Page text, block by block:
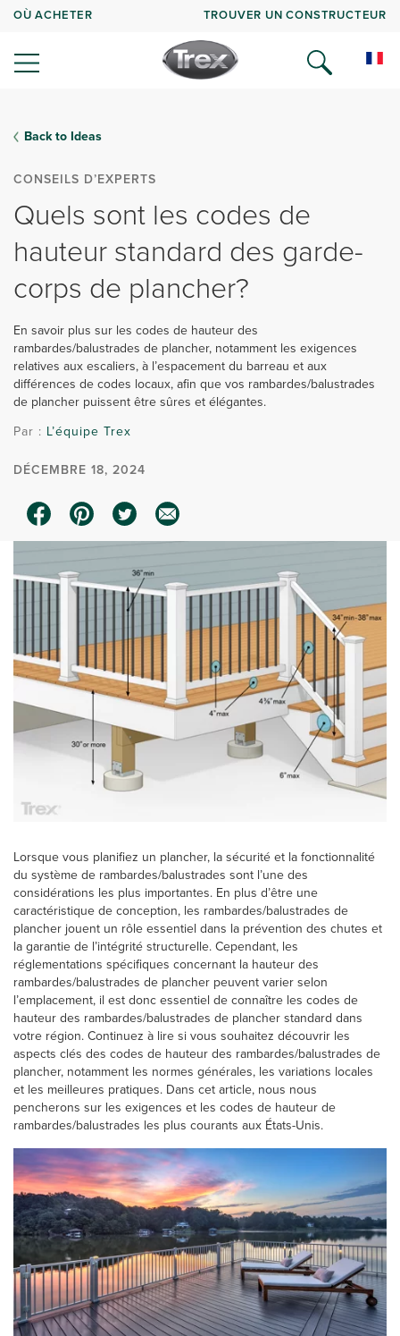
OÙ ACHETER TROUVER UN CONSTRUCTEUR
Back to Ideas
CONSEILS D’EXPERTS
Quels sont les codes de
hauteur standard des garde-
corps de plancher?
En savoir plus sur les codes de hauteur des
rambardes/balustrades de plancher, notamment les exigences
relatives aux escaliers, à l’espacement du barreau et aux
différences de codes locaux, afin que vos rambardes/balustrades
de plancher puissent être sûres et élégantes.
Par : L’équipe Trex
DÉCEMBRE 18, 2024
Lorsque vous planifiez un plancher, la sécurité et la fonctionnalité
du système de rambardes/balustrades sont l’une des
considérations les plus importantes. En plus d’être une
caractéristique de conception, les rambardes/balustrades de
plancher jouent un rôle essentiel dans la prévention des chutes et
la garantie de l’intégrité structurelle. Cependant, les
réglementations spécifiques concernant la hauteur des
rambardes/balustrades de plancher peuvent varier selon
l’emplacement, il est donc essentiel de connaître les codes de
hauteur des rambardes/balustrades de plancher standard dans
votre région. Continuez à lire si vous souhaitez découvrir les
aspects clés des codes de hauteur des rambardes/balustrades de
plancher, notamment les normes générales, les variations locales
et les meilleures pratiques. Dans cet article, nous nous
pencherons sur les exigences et les codes de hauteur de
rambardes/balustrades les plus courants aux États-Unis.